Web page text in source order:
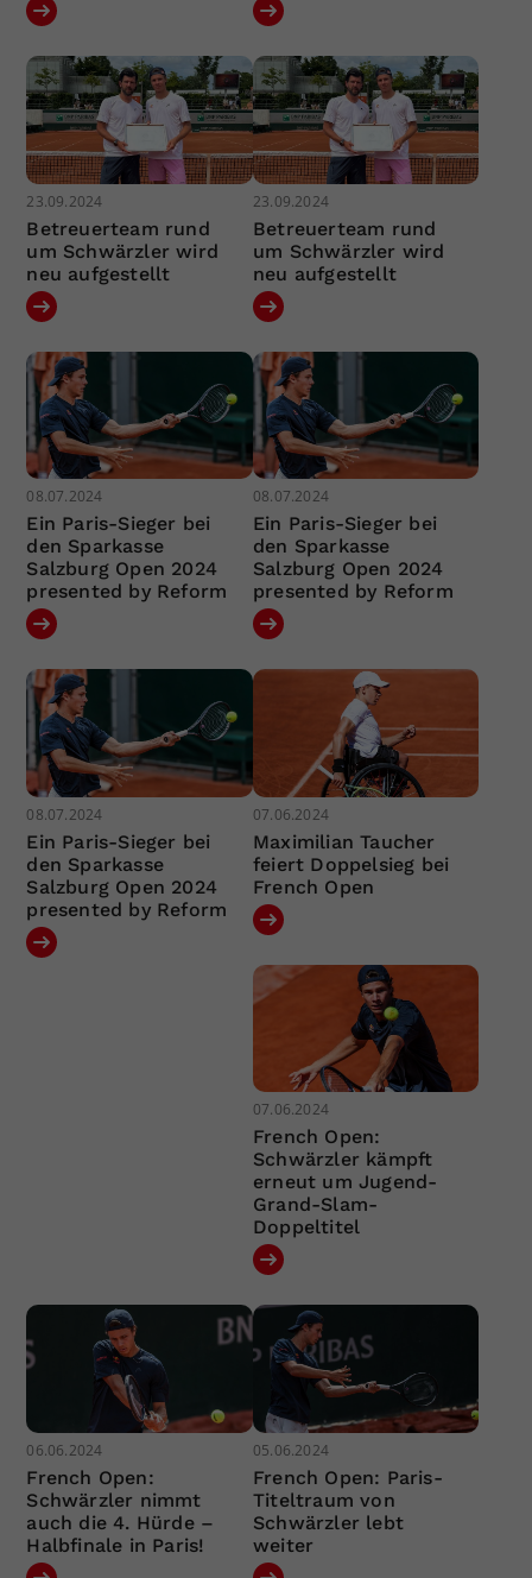
23.09.2024
Betreuerteam rund
um Schwärzler wird
neu aufgestellt
23.09.2024
Betreuerteam rund
um Schwärzler wird
neu aufgestellt
08.07.2024
Ein Paris-Sieger bei
den Sparkasse
Salzburg Open 2024
presented by Reform
08.07.2024
Ein Paris-Sieger bei
den Sparkasse
Salzburg Open 2024
presented by Reform
08.07.2024
Ein Paris-Sieger bei
den Sparkasse
Salzburg Open 2024
presented by Reform
07.06.2024
Maximilian Taucher
feiert Doppelsieg bei
French Open
07.06.2024
French Open:
Schwärzler kämpft
erneut um Jugend-
Grand-Slam-
Doppeltitel
06.06.2024
French Open:
Schwärzler nimmt
auch die 4. Hürde –
Halbfinale in Paris!
05.06.2024
French Open: Paris-
Titeltraum von
Schwärzler lebt
weiter